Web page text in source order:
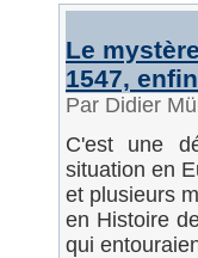
Le
1547,
Par Didier
C'est une
situation en
et plusieurs
en Histoire
qui